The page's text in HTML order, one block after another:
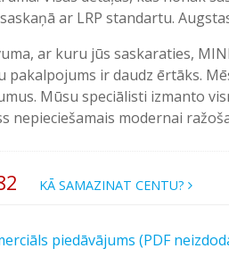
ar LRP standartu.
ar kuru jūs saskaraties,
pakalpojums ir daudz ērtāks.
Mūsu speciālisti izmanto
nepieciešamais modernai
KĀ SAMAZINAT CENTU?
piedāvājums (PDF